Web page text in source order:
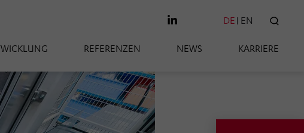
REFERENZEN NEWS KARRIERE
DE EN